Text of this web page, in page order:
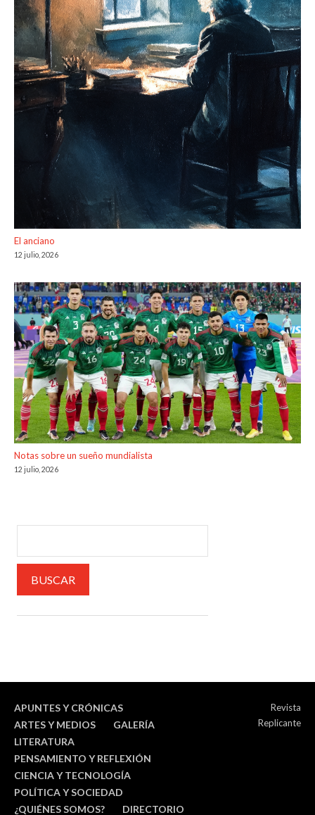
El anciano
12 julio, 2026
Notas sobre un sueño mundialista
12 julio, 2026
APUNTES Y CRÓNICAS
ARTES Y MEDIOS
GALERÍA
LITERATURA
PENSAMIENTO Y REFLEXIÓN
CIENCIA Y TECNOLOGÍA
POLÍTICA Y SOCIEDAD
¿QUIÉNES SOMOS?
DIRECTORIO
Revista
Replicante